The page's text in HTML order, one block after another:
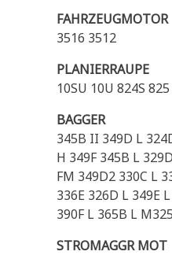
FAHRZEUGMOTOR
3516 3512
PLANIERRAUPE
10SU 10U 824S
BAGGER
345B II 349D L
H 349F 345B L
FM 349D2 330C L
336E 326D L 349E
390F L 365B L
STROMAGGR MOT